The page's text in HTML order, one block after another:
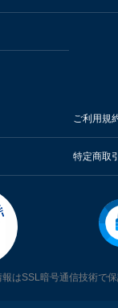
ご利用規
特定商取
報はSSL暗号通信技術で